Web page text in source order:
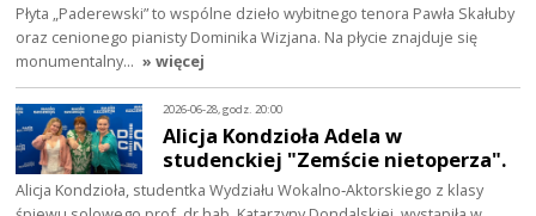
Płyta „Paderewski” to wspólne dzieło wybitnego tenora Pawła Skałuby
oraz cenionego pianisty Dominika Wizjana. Na płycie znajduje się
monumentalny… » więcej
2026-06-28, godz. 20:00
Alicja Kondzioła Adela w
studenckiej "Zemście nietoperza".
Alicja Kondzioła, studentka Wydziału Wokalno‑Aktorskiego z klasy